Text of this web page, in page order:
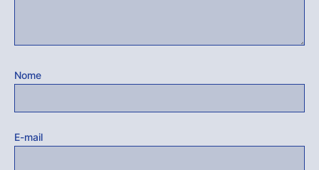
Nome
E-mail